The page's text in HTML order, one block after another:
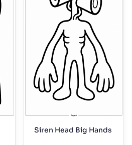
Siren Head Big Hands